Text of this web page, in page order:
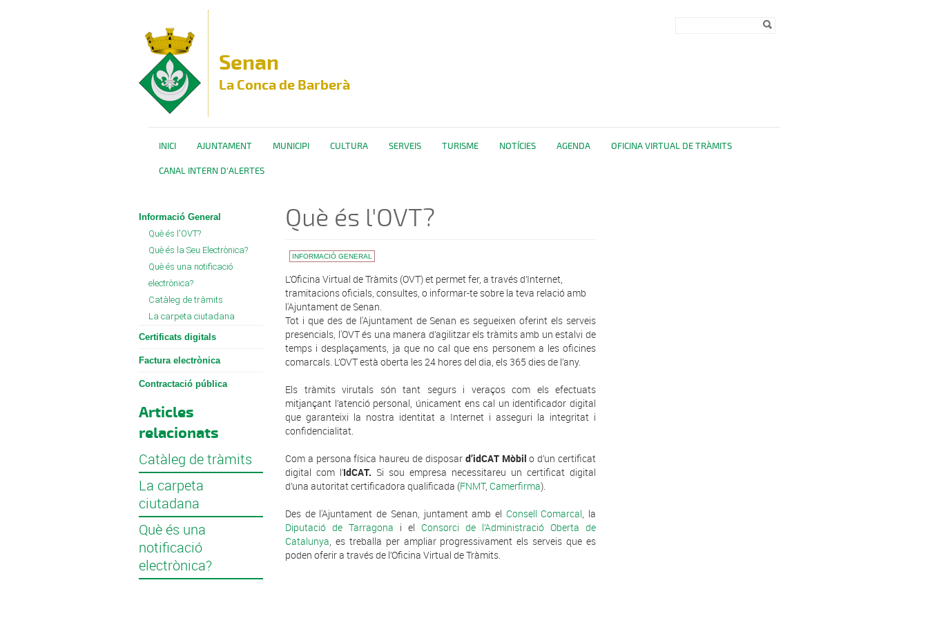
Senan
La Conca de Barberà
INICI AJUNTAMENT MUNICIPI CULTURA SERVEIS TURISME NOTÍCIES AGENDA OFICINA VIRTUAL DE TRÀMITS
CANAL INTERN D'ALERTES
Informació General
Què és l'OVT?
Què és la Seu Electrònica?
Què és una notificació
electrònica?
Catàleg de tràmits
La carpeta ciutadana
Certificats digitals
Factura electrònica
Contractació pública
Articles
relacionats
Catàleg de tràmits
La carpeta
ciutadana
Què és una
notificació
electrònica?
Què és l'OVT?
INFORMACIÓ GENERAL
L’Oficina Virtual de Tràmits (OVT) et permet fer, a través d’Internet,
tramitacions oficials, consultes, o informar-te sobre la teva relació amb
l'Ajuntament de Senan.
Tot i que des de l'Ajuntament de Senan es segueixen oferint els serveis
presencials, l'OVT és una manera d’agilitzar els tràmits amb un estalvi de
temps i desplaçaments, ja que no cal que ens personem a les oficines
comarcals. L’OVT està oberta les 24 hores del dia, els 365 dies de l’any.
Els tràmits virutals són tant segurs i veraços com els efectuats
mitjançant l’atenció personal, únicament ens cal un identificador digital
que garanteixi la nostra identitat a Internet i asseguri la integritat i
confidencialitat.
Com a persona física haureu de disposar d’idCAT Mòbil o d’un certificat
digital com l’IdCAT. Si sou empresa necessitareu un certificat digital
d’una autoritat certificadora qualificada (FNMT, Camerfirma).
Des de l'Ajuntament de Senan, juntament amb el Consell Comarcal, la
Diputació de Tarragona i el Consorci de l’Administració Oberta de
Catalunya, es treballa per ampliar progressivament els serveis que es
poden oferir a través de l’Oficina Virtual de Tràmits.